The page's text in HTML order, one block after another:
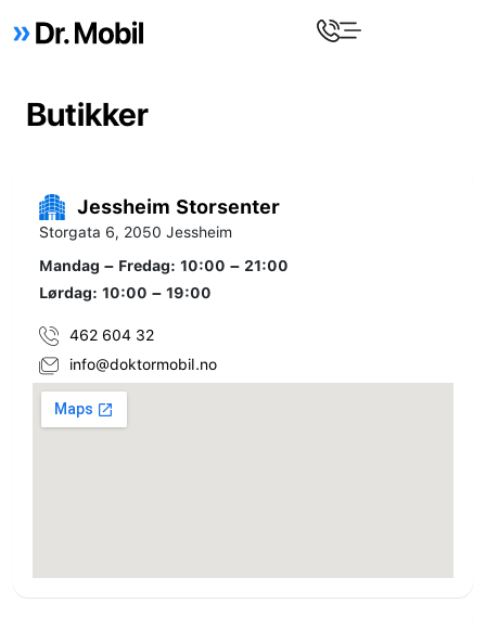
Butikker
Jessheim Storsenter
Storgata 6, 2050 Jessheim
Mandag – Fredag: 10:00 – 21:00
Lørdag: 10:00 – 19:00
462 604 32
info@doktormobil.no